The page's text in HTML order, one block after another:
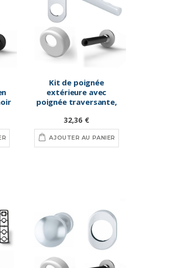
Kit de poignée
extérieure avec
poignée traversante,
32,36 €
AJOUTER AU PANIER